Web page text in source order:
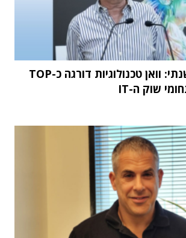
מחקר STKI השנתי: וואן טכנולוגיות דורגה כ-TOP